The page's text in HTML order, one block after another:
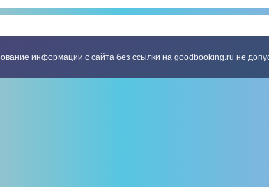
информации с сайта без ссылки на goodbooking.ru не